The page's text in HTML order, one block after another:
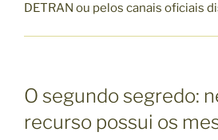
DETRAN ou pelos canais oficiais
O segundo segredo:
recurso possui os